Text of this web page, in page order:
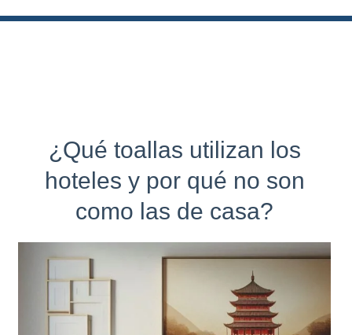
¿Qué toallas utilizan los
hoteles y por qué no son
como las de casa?